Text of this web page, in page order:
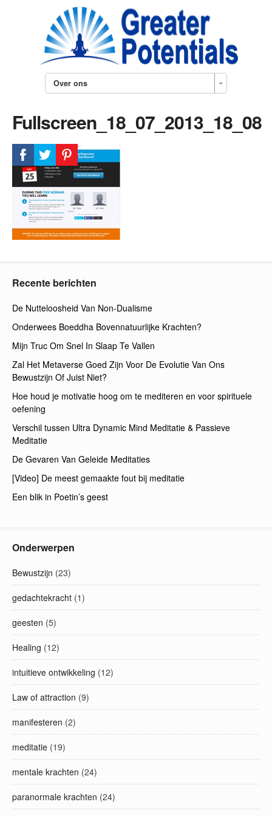
Over ons
Fullscreen_18_07_2013_18_08
Recente berichten
De Nutteloosheid Van Non-Dualisme
Onderwees Boeddha Bovennatuurlijke Krachten?
Mijn Truc Om Snel In Slaap Te Vallen
Zal Het Metaverse Goed Zijn Voor De Evolutie Van Ons
Bewustzijn Of Juist Niet?
Hoe houd je motivatie hoog om te mediteren en voor spirituele
oefening
Verschil tussen Ultra Dynamic Mind Meditatie & Passieve
Meditatie
De Gevaren Van Geleide Meditaties
[Video] De meest gemaakte fout bij meditatie
Een blik in Poetin’s geest
Onderwerpen
Bewustzijn (23)
gedachtekracht (1)
geesten (5)
Healing (12)
intuitieve ontwikkeling (12)
Law of attraction (9)
manifesteren (2)
meditatie (19)
mentale krachten (24)
paranormale krachten (24)